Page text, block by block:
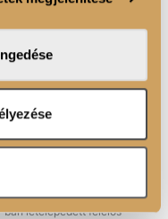
más olyan
számukra vagy az
gyűjtöttek.
ban letelepedett felelős